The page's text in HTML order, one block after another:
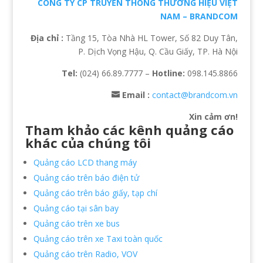
CÔNG TY CP TRUYỀN THÔNG THƯƠNG HIỆU VIỆT
NAM – BRANDCOM
Địa chỉ : Tầng 15, Tòa Nhà HL Tower, Số 82 Duy Tân,
P. Dịch Vọng Hậu, Q. Cầu Giấy, TP. Hà Nội
Tel: (024) 66.89.7777 – Hotline: 098.145.8866
Email : contact@brandcom.vn
Xin cảm ơn!
Tham khảo các kênh quảng cáo
khác của chúng tôi
Quảng cáo LCD thang máy
Quảng cáo trên báo điện tử
Quảng cáo trên báo giấy, tạp chí
Quảng cáo tại sân bay
Quảng cáo trên xe bus
Quảng cáo trên xe Taxi toàn quốc
Quảng cáo trên Radio, VOV